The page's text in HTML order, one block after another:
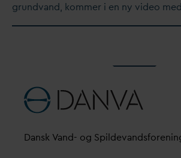
grundvand, kommer i en ny video
Dansk Vand- og Spildev